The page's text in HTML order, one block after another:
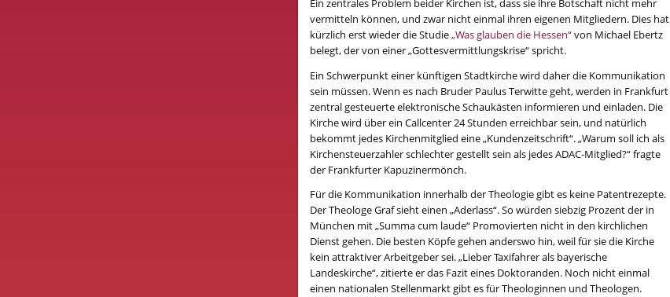
Ein zentrales Problem beider Kirchen ist, dass sie ihre Botschaft nicht mehr
vermitteln können, und zwar nicht einmal ihren eigenen Mitgliedern. Dies hat
kürzlich erst wieder die Studie„Was glauben die Hessen“von Michael Ebertz
belegt, der von einer „Gottesvermittlungskrise“ spricht.
Ein Schwerpunkt einer künftigen Stadtkirche wird daher die Kommunikation
sein müssen. Wenn es nach Bruder Paulus Terwitte geht, werden in Frankfurt
zentral gesteuerte elektronische Schaukästen informieren und einladen. Die
Kirche wird über ein Callcenter 24 Stunden erreichbar sein, und natürlich
bekommt jedes Kirchenmitglied eine „Kundenzeitschrift“. „Warum soll ich als
Kirchensteuerzahler schlechter gestellt sein als jedes ADAC-Mitglied?“ fragte
der Frankfurter Kapuzinermönch.
Für die Kommunikation innerhalb der Theologie gibt es keine Patentrezepte.
Der Theologe Graf sieht einen „Aderlass“. So würden siebzig Prozent der in
München mit „Summa cum laude“ Promovierten nicht in den kirchlichen
Dienst gehen. Die besten Köpfe gehen anderswo hin, weil für sie die Kirche
kein attraktiver Arbeitgeber sei. „Lieber Taxifahrer als bayerische
Landeskirche“, zitierte er das Fazit eines Doktoranden. Noch nicht einmal
einen nationalen Stellenmarkt gibt es für Theologinnen und Theologen.